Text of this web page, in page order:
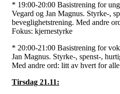
* 19:00-20:00 Basistrening for
Vegard og Jan Magnus. Styrke-,
beveglighetstrening. Med andre
Fokus: kjernestyrke
* 20:00-21:00 Basistrening for
Jan Magnus. Styrke-, spenst-,
Med andre ord: litt av hvert for
Tirsdag 21.11: